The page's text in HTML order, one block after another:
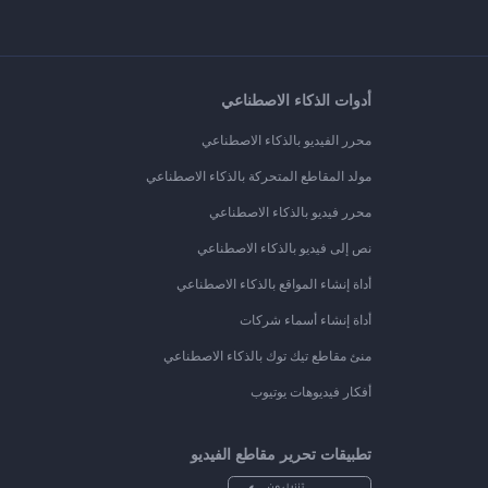
أدوات الذكاء الاصطناعي
محرر الفيديو بالذكاء الاصطناعي
مولد المقاطع المتحركة بالذكاء الاصطناعي
محرر فيديو بالذكاء الاصطناعي
نص إلى فيديو بالذكاء الاصطناعي
أداة إنشاء المواقع بالذكاء الاصطناعي
أداة إنشاء أسماء شركات
منئ مقاطع تيك توك بالذكاء الاصطناعي
أفكار فيديوهات يوتيوب
تطبيقات تحرير مقاطع الفيديو